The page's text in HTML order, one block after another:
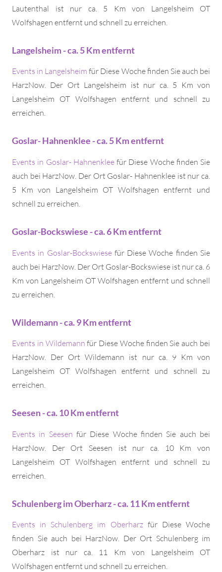
Lautenthal ist nur ca. 5 Km von Langelsheim OT
Wolfshagen entfernt und schnell zu erreichen.
Langelsheim - ca. 5 Km entfernt
Events in Langelsheim für Diese Woche finden Sie auch bei
HarzNow. Der Ort Langelsheim ist nur ca. 5 Km von
Langelsheim OT Wolfshagen entfernt und schnell zu
erreichen.
Goslar- Hahnenklee - ca. 5 Km entfernt
Events in Goslar- Hahnenkleefür Diese Woche finden Sie
auch bei HarzNow. Der Ort Goslar- Hahnenklee ist nur ca.
5 Km von Langelsheim OT Wolfshagen entfernt und
schnell zu erreichen.
Goslar-Bockswiese - ca. 6 Km entfernt
Events in Goslar-Bockswiesefür Diese Woche finden Sie
auch bei HarzNow. Der Ort Goslar-Bockswiese ist nur ca. 6
Km von Langelsheim OT Wolfshagen entfernt und schnell
zu erreichen.
Wildemann - ca. 9 Km entfernt
Events in Wildemann für Diese Woche finden Sie auch bei
HarzNow. Der Ort Wildemann ist nur ca. 9 Km von
Langelsheim OT Wolfshagen entfernt und schnell zu
erreichen.
Seesen - ca. 10 Km entfernt
Events in Seesen für Diese Woche finden Sie auch bei
HarzNow. Der Ort Seesen ist nur ca. 10 Km von
Langelsheim OT Wolfshagen entfernt und schnell zu
erreichen.
Schulenberg im Oberharz - ca. 11 Km entfernt
Events in Schulenberg im Oberharzfür Diese Woche
finden Sie auch bei HarzNow. Der Ort Schulenberg im
Oberharz ist nur ca. 11 Km von Langelsheim OT
Wolfshagen entfernt und schnell zu erreichen.